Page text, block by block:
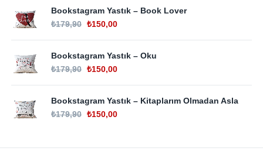
Bookstagram Yastık – Book Lover
₺179,90 ₺150,00
Bookstagram Yastık – Oku
₺179,90 ₺150,00
Bookstagram Yastık – Kitaplarım Olmadan Asla
₺179,90 ₺150,00